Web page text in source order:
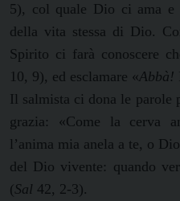
5), col quale Dio ci ama
della vita stessa di Dio.
Spirito ci farà conoscere
10, 9), ed esclamare «Abbà!
Il salmista ci dona le parole
grazia: «Come la cerva
l’anima mia anela a te, o
del Dio vivente: quando
( Sal 42, 2-3).